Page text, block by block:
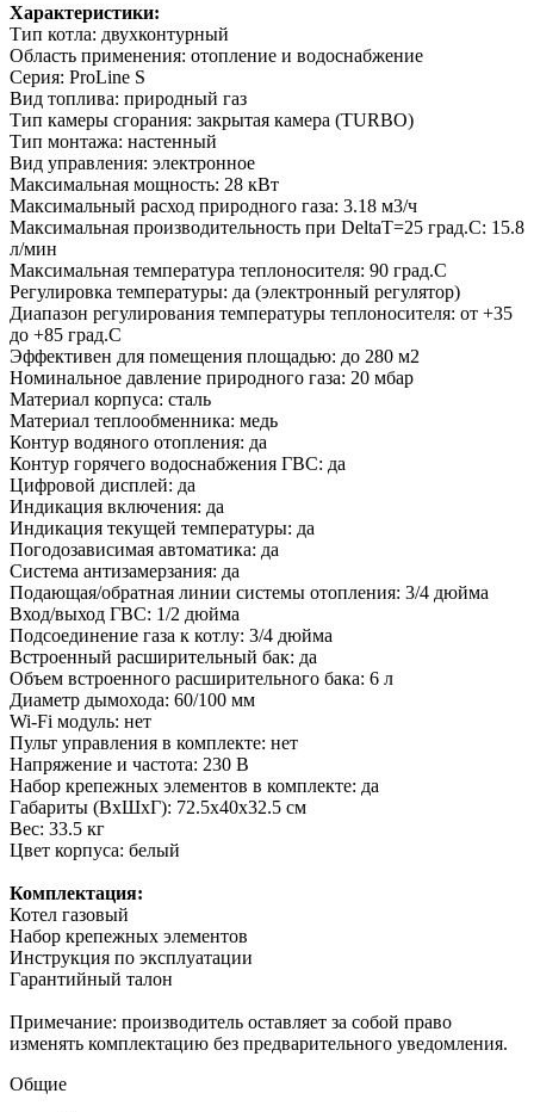
Характеристики:
Тип котла: двухконтурный
Область применения: отопление и водоснабжение
Серия: ProLine S
Вид топлива: природный газ
Тип камеры сгорания: закрытая камера (TURBO)
Тип монтажа: настенный
Вид управления: электронное
Максимальная мощность: 28 кВт
Максимальный расход природного газа: 3.18 м3/ч
Максимальная производительность при DeltaТ=25 град.С: 15.8
л/мин
Максимальная температура теплоносителя: 90 град.С
Регулировка температуры: да (электронный регулятор)
Диапазон регулирования температуры теплоносителя: от +35
до +85 град.С
Эффективен для помещения площадью: до 280 м2
Номинальное давление природного газа: 20 мбар
Материал корпуса: сталь
Материал теплообменника: медь
Контур водяного отопления: да
Контур горячего водоснабжения ГВС: да
Цифровой дисплей: да
Индикация включения: да
Индикация текущей температуры: да
Погодозависимая автоматика: да
Система антизамерзания: да
Подающая/обратная линии системы отопления: 3/4 дюйма
Вход/выход ГВС: 1/2 дюйма
Подсоединение газа к котлу: 3/4 дюйма
Встроенный расширительный бак: да
Объем встроенного расширительного бака: 6 л
Диаметр дымохода: 60/100 мм
Wi-Fi модуль: нет
Пульт управления в комплекте: нет
Напряжение и частота: 230 В
Набор крепежных элементов в комплекте: да
Габариты (ВхШхГ): 72.5х40х32.5 см
Вес: 33.5 кг
Цвет корпуса: белый
Комплектация:
Котел газовый
Набор крепежных элементов
Инструкция по эксплуатации
Гарантийный талон
Примечание: производитель оставляет за собой право
изменять комплектацию без предварительного уведомления.
Общие